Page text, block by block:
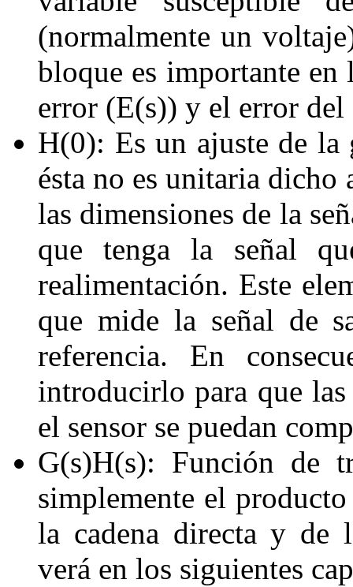
(normalmente un
bloque es importante en
error (E(s)) y el error del
H(0): Es un ajuste de la
ésta no es unitaria dicho
las dimensiones de la
que tenga la señal
realimentación. Este
que mide la señal de
referencia. En
introducirlo para que
el sensor se puedan
G(s)H(s): Función de
simplemente el
la cadena directa y de
verá en los siguientes